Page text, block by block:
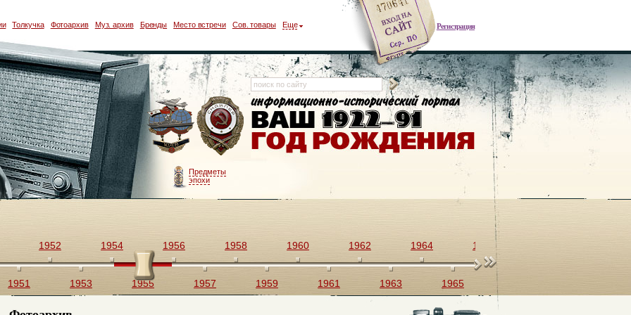
Регистрация
Толкучка Фотоархив Муз. архив Бренды Место встречи Сов. товары Еще
Предметы
эпохи
1951
1952
1953
1954
1955
1956
1957
1958
1959
1960
1961
1962
1963
1964
1965
1966